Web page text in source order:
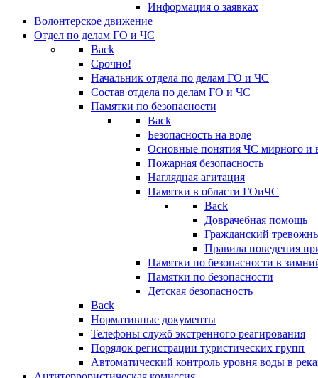
Информация о заявках
Волонтерское движение
Отдел по делам ГО и ЧС
Back
Срочно!
Начальник отдела по делам ГО и ЧС
Состав отдела по делам ГО и ЧС
Памятки по безопасности
Back
Безопасность на воде
Основные понятия ЧС мирного и
Пожарная безопасность
Наглядная агитация
Памятки в области ГОиЧС
Back
Доврачебная помощь
Гражданский
Правила поведения
Памятки по безопасности в
Памятки по безопасности
Детская безопасность
Back
Нормативные документы
Телефоны служб экстренного реагирования
Порядок регистрации туристических групп
Автоматический контроль уровня воды в